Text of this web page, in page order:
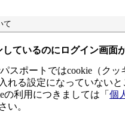
て
しているのにログイン画面
パスポートではcookie（ク
れる設定になっていないと
の利用につきましては「 個
い。